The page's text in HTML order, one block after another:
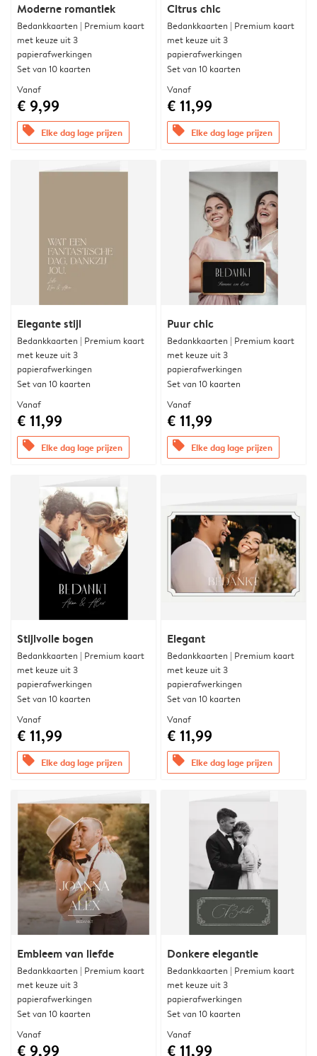
Moderne romantiek
Bedankkaarten | Premium kaart
met keuze uit 3
papierafwerkingen
Set van 10 kaarten
Vanaf
€ 9,99
offers Elke dag lage prijzen
Citrus chic
Bedankkaarten | Premium kaart
met keuze uit 3
papierafwerkingen
Set van 10 kaarten
Vanaf
€ 11,99
offers Elke dag lage prijzen
Elegante stijl
Bedankkaarten | Premium kaart
met keuze uit 3
papierafwerkingen
Set van 10 kaarten
Vanaf
€ 11,99
offers Elke dag lage prijzen
Puur chic
Bedankkaarten | Premium kaart
met keuze uit 3
papierafwerkingen
Set van 10 kaarten
Vanaf
€ 11,99
offers Elke dag lage prijzen
Stijlvolle bogen
Bedankkaarten | Premium kaart
met keuze uit 3
papierafwerkingen
Set van 10 kaarten
Vanaf
€ 11,99
offers Elke dag lage prijzen
Elegant
Bedankkaarten | Premium kaart
met keuze uit 3
papierafwerkingen
Set van 10 kaarten
Vanaf
€ 11,99
offers Elke dag lage prijzen
Embleem van liefde
Bedankkaarten | Premium kaart
met keuze uit 3
papierafwerkingen
Set van 10 kaarten
Vanaf
€ 9,99
Donkere elegantie
Bedankkaarten | Premium kaart
met keuze uit 3
papierafwerkingen
Set van 10 kaarten
Vanaf
€ 11,99